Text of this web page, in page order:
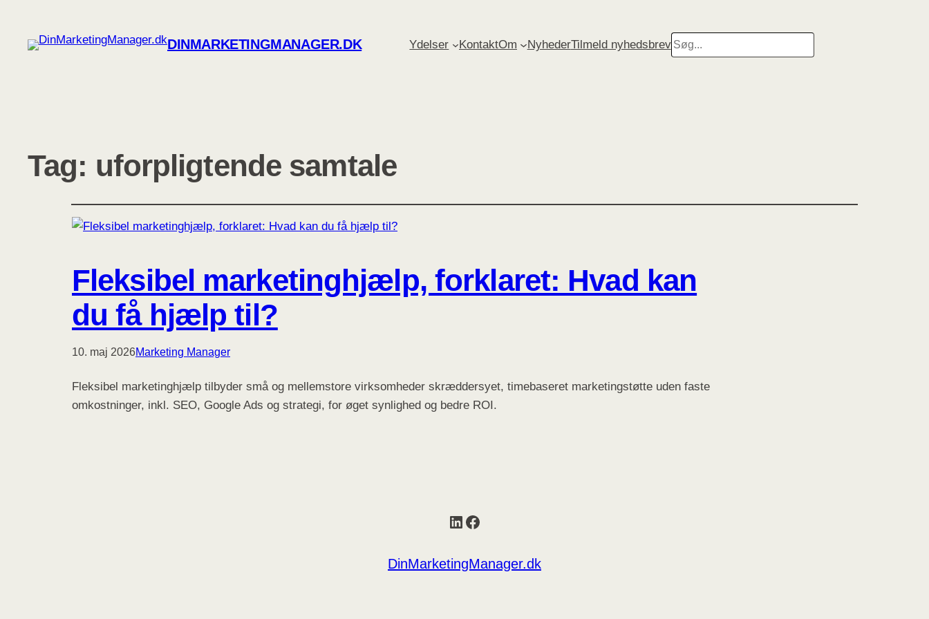
DINMARKETINGMANAGER.DK Ydelser KontaktOm NyhederTilmeld nyhedsbrevSearch
Tag: uforpligtende samtale
Fleksibel marketinghjælp, forklaret: Hvad kan
du få hjælp til?
10. maj 2026Marketing Manager
Fleksibel marketinghjælp tilbyder små og mellemstore virksomheder skræddersyet, timebaseret marketingstøtte uden faste
omkostninger, inkl. SEO, Google Ads og strategi, for øget synlighed og bedre ROI.
LinkedIn
Facebook
DinMarketingManager.dk